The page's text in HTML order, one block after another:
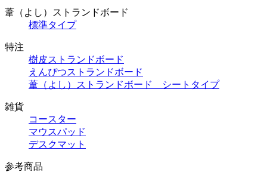
葦（よし）ストランドボード
標準タイプ
特注
樹皮ストランドボード
えんぴつストランドボード
葦（よし）ストランドボード シートタイプ
雑貨
コースター
マウスパッド
デスクマット
参考商品